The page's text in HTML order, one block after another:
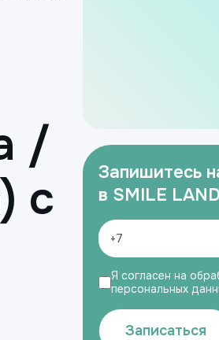
/
с
Запишитесь
в SMILE LAND
Я согласен на
персональных
Записаться